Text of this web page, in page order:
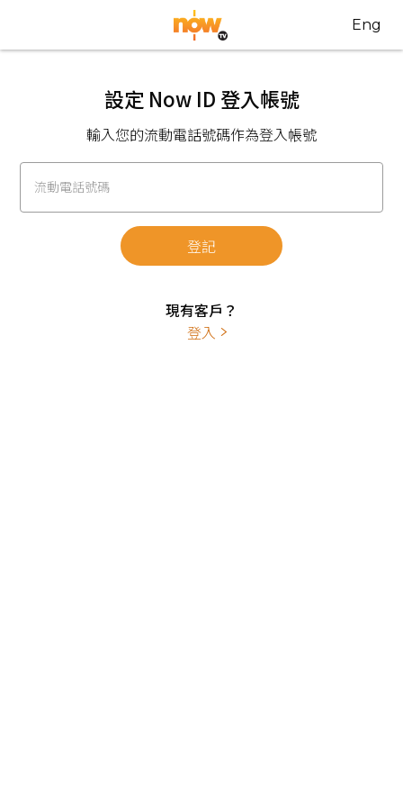
Eng
設定 Now ID 登入帳號
輸入您的流動電話號碼作為登入帳號
流動電話號碼
登記
現有客戶？
登入